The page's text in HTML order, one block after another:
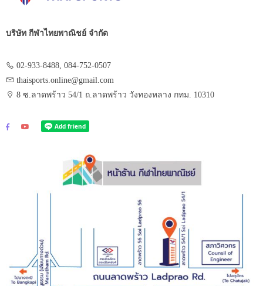
บริษัท กีฬาไทยพาณิชย์ จำกัด
02-933-8488, 084-752-0507
thaisports.online@gmail.com
8 ซ.ลาดพร้าว 54/1 ถ.ลาดพร้าว วังทองหลาง กทม. 10310